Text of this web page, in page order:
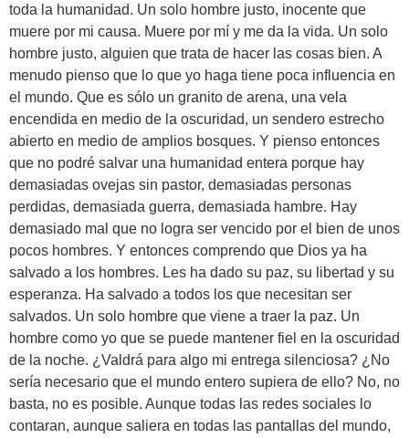
toda la humanidad. Un solo hombre justo, inocente que
muere por mi causa. Muere por mí y me da la vida. Un solo
hombre justo, alguien que trata de hacer las cosas bien. A
menudo pienso que lo que yo haga tiene poca influencia en
el mundo. Que es sólo un granito de arena, una vela
encendida en medio de la oscuridad, un sendero estrecho
abierto en medio de amplios bosques. Y pienso entonces
que no podré salvar una humanidad entera porque hay
demasiadas ovejas sin pastor, demasiadas personas
perdidas, demasiada guerra, demasiada hambre. Hay
demasiado mal que no logra ser vencido por el bien de unos
pocos hombres. Y entonces comprendo que Dios ya ha
salvado a los hombres. Les ha dado su paz, su libertad y su
esperanza. Ha salvado a todos los que necesitan ser
salvados. Un solo hombre que viene a traer la paz. Un
hombre como yo que se puede mantener fiel en la oscuridad
de la noche. ¿Valdrá para algo mi entrega silenciosa? ¿No
sería necesario que el mundo entero supiera de ello? No, no
basta, no es posible. Aunque todas las redes sociales lo
contaran, aunque saliera en todas las pantallas del mundo,